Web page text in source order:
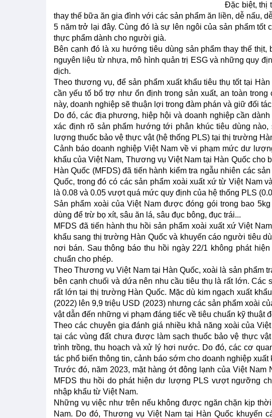
Đặc biệt, thị
thay thế bữa ăn gia đình với các sản phẩm ăn liền, dễ nấu,
5 năm trở lại đây. Cùng đó là sự lên ngôi của sản phẩm tốt
thực phẩm dành cho người già.
Bên cạnh đó là xu hướng tiêu dùng sản phẩm thay thế
nguyên liệu từ nhựa, mô hình quản trị ESG và những quy
dịch.
Theo thương vụ, để sản phẩm xuất khẩu tiêu thụ tốt tại
cần yếu tố bổ trợ như ổn định trong sản xuất, an toàn
này, doanh nghiệp sẽ thuận lợi trong đàm phán và giữ đối
Do đó, các địa phương, hiệp hội và doanh nghiệp cần
xác định rõ sản phẩm hướng tới phân khúc tiêu dùng
lượng thuốc bảo vệ thực vật (hệ thống PLS) tại thị trường
Cảnh báo doanh nghiệp Việt Nam về vi phạm mức dư
khẩu của Việt Nam, Thương vụ Việt Nam tại Hàn Quốc
Hàn Quốc (MFDS) đã tiến hành kiểm tra ngẫu nhiên các
Quốc, trong đó có các sản phẩm xoài xuất xứ từ Việt Nam
là 0.08 và 0.05 vượt quá mức quy định của hệ thống PLS
Sản phẩm xoài của Việt Nam được đóng gói trong bao
dùng để trừ bọ xít, sâu ăn lá, sâu đục bông, đục trái...
MFDS đã tiến hành thu hồi sản phẩm xoài xuất xứ Việt
khẩu sang thị trường Hàn Quốc và khuyến cáo người tiêu
nơi bán. Sau thông báo thu hồi ngày 22/1 không phát
chuẩn cho phép.
Theo Thương vụ Việt Nam tại Hàn Quốc, xoài là sản phẩm
bên cạnh chuối và dứa nên nhu cầu tiêu thụ là rất lớn.
rất lớn tại thị trường Hàn Quốc. Mặc dù kim ngạch xuất
(2022) lên 9,9 triệu USD (2023) nhưng các sản phẩm xoài
vật dẫn đến những vi phạm đáng tiếc về tiêu chuẩn kỹ thuật
Theo các chuyên gia đánh giá nhiều khả năng xoài của
tại các vùng đất chưa được làm sạch thuốc bảo vệ thực
trình trồng, thu hoạch và xử lý hơi nước. Do đó, các cơ
tác phổ biến thông tin, cảnh báo sớm cho doanh nghiệp xuất
Trước đó, năm 2023, mặt hàng ớt đông lạnh của Việt
MFDS thu hồi do phát hiện dư lượng PLS vượt ngưỡng
nhập khẩu từ Việt Nam.
Những vụ việc như trên nếu không được ngăn chặn kịp
Nam. Do đó, Thương vụ Việt Nam tại Hàn Quốc khuyến